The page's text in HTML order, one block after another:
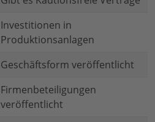
Investitionen in
Produktionsanlagen
Geschäftsform veröffentlicht
Firmenbeteiligungen
veröffentlicht